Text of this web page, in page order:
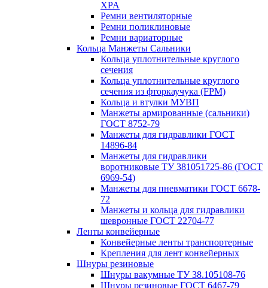
XPA
Ремни вентиляторные
Ремни поликлиновые
Ремни вариаторные
Кольца Манжеты Сальники
Кольца уплотнительные круглого
сечения
Кольца уплотнительные круглого
сечения из фторкаучука (FPM)
Кольца и втулки МУВП
Манжеты армированные (сальники)
ГОСТ 8752-79
Манжеты для гидравлики ГОСТ
14896-84
Манжеты для гидравлики
воротниковые ТУ 381051725-86 (ГОСТ
6969-54)
Манжеты для пневматики ГОСТ 6678-
72
Манжеты и кольца для гидравлики
шевронные ГОСТ 22704-77
Ленты конвейерные
Конвейерные ленты транспортерные
Крепления для лент конвейерных
Шнуры резиновые
Шнуры вакумные ТУ 38.105108-76
Шнуры резиновые ГОСТ 6467-79